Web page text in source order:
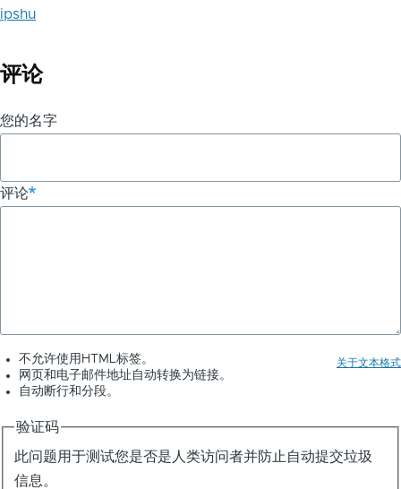
ipshu
评论
您的名字
评论
关于文本格式
不允许使用HTML标签。
网页和电子邮件地址自动转换为链接。
自动断行和分段。
验证码
此问题用于测试您是否是人类访问者并防止自动提交垃圾
信息。